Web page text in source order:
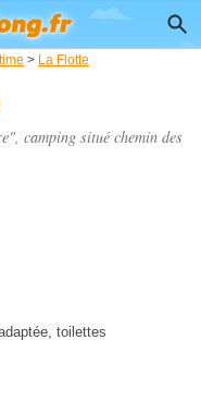
> La Flotte
camping situé chemin des
toilettes